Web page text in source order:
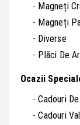
Magneți
Magneți
Diverse
Plăci De
Ocazii
Cadouri
Cadouri